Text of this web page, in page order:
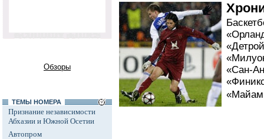
Обзоры
ТЕМЫ НОМЕРА
Признание независимости
Абхазии и Южной Осетии
Автопром
«Сан-